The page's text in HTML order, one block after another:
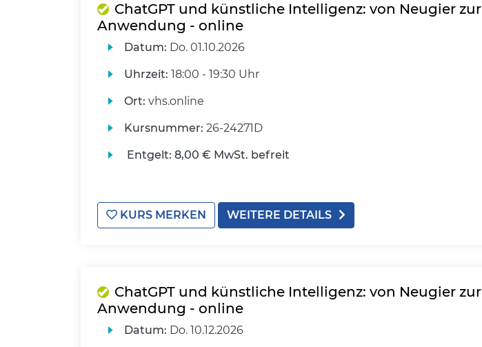
ChatGPT und künstliche Intelligenz: von Neugier zur
Anwendung - online
Datum: Do. 01.10.2026
Uhrzeit: 18:00 - 19:30 Uhr
Ort: vhs.online
Kursnummer: 26-24271D
Entgelt: 8,00 € MwSt. befreit
KURS MERKEN WEITERE DETAILS
ChatGPT und künstliche Intelligenz: von Neugier zur
Anwendung - online
Datum: Do. 10.12.2026